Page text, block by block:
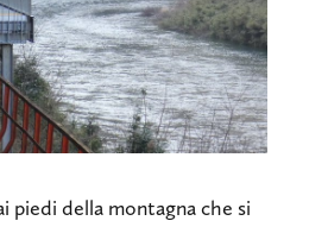
piedi della montagna che si